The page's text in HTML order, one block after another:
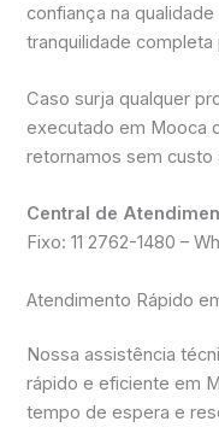
confiança na
tranquilidade
Caso surja qualquer
executado em Mooca
retornamos sem custo
Central de
Fixo: 11 2762-1480 –
Atendimento Rápido
Nossa assistência
rápido e eficiente em
tempo de espera e